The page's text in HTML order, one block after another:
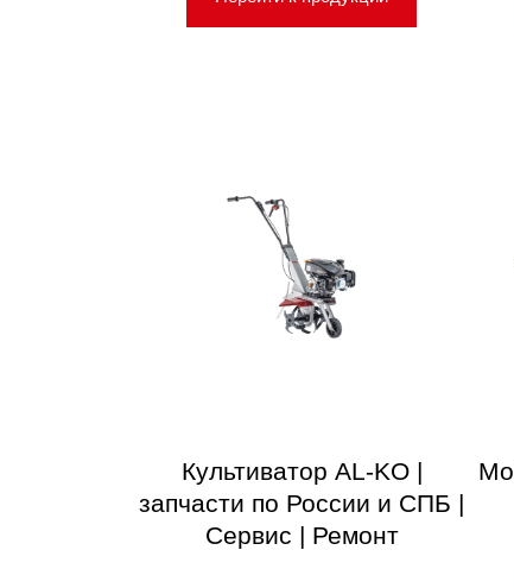
Культиватор AL-KO |
запчасти по России и СПБ |
Сервис | Ремонт